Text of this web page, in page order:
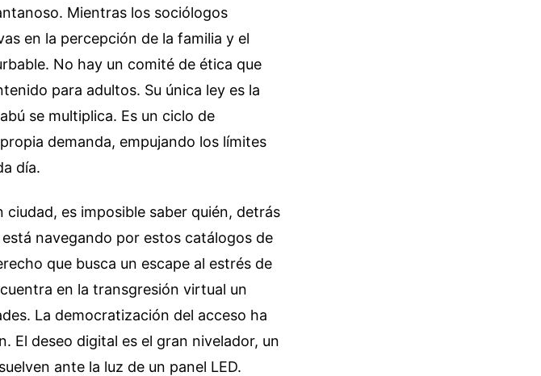
Mientras los sociólogos
en la percepción de la familia y el
No hay un comité de ética que
para adultos. Su única ley es la
se multiplica. Es un ciclo de
demanda, empujando los límites
día.
es imposible saber quién, detrás
navegando por estos catálogos de
que busca un escape al estrés de
en la transgresión virtual un
La democratización del acceso ha
El deseo digital es el gran nivelador, un
ante la luz de un panel LED.